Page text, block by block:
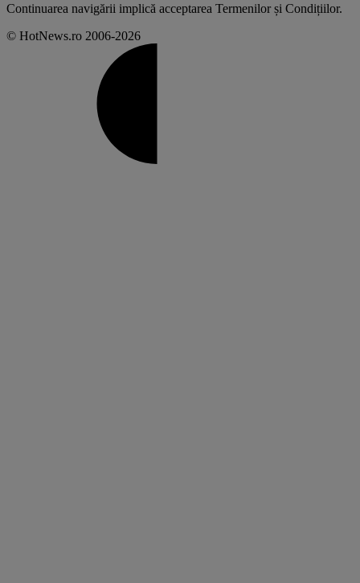
Continuarea navigării implică acceptarea Termenilor și Condițiilor.
© HotNews.ro 2006-2026